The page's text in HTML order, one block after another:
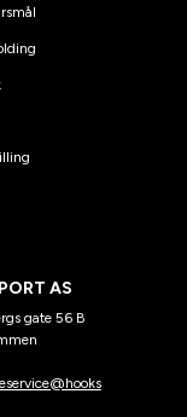
AS
gate 56 B